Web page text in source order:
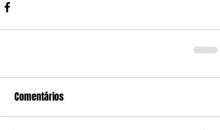
Comentários